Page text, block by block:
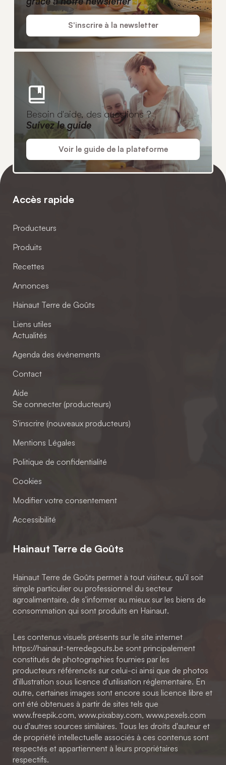
S'inscrire à la newsletter
Besoin d'aide, des questions ?
Suivez le guide
Voir le guide de la plateforme
Accès rapide
Producteurs
Produits
Recettes
Annonces
Hainaut Terre de Goûts
Liens utiles
Actualités
Agenda des événements
Contact
Aide
Se connecter (producteurs)
S'inscrire (nouveaux producteurs)
Mentions Légales
Politique de confidentialité
Cookies
Modifier votre consentement
Accessibilité
Hainaut Terre de Goûts
Hainaut Terre de Goûts permet à tout visiteur, qu'il soit
simple particulier ou professionnel du secteur
agroalimentaire, de s'informer au mieux sur les biens de
consommation qui sont produits en Hainaut.
Les contenus visuels présents sur le site internet
https://hainaut-terredegouts.be sont principalement
constitués de photographies fournies par les
producteurs référencés sur celui-ci ainsi que de photos
d'illustration sous licence d'utilisation réglementaire. En
outre, certaines images sont encore sous licence libre et
ont été obtenues à partir de sites tels que
www.freepik.com, www.pixabay.com, www.pexels.com
ou d'autres sources similaires. Tous les droits d'auteur et
de propriété intellectuelle associés à ces contenus sont
respectés et appartiennent à leurs propriétaires
respectifs.